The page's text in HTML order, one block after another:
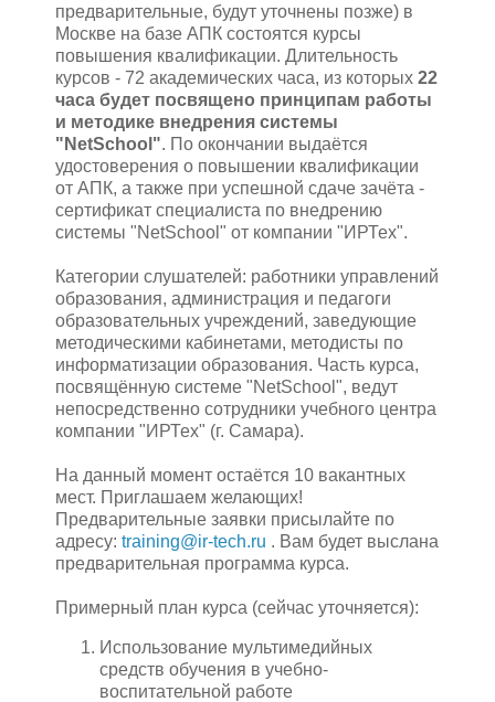
предварительные, будут уточнены позже) в
Москве на базе АПК состоятся курсы
повышения квалификации. Длительность
курсов - 72 академических часа, из которых 22
часа будет посвящено принципам работы
и методике внедрения системы
"NetSchool". По окончании выдаётся
удостоверения о повышении квалификации
от АПК, а также при успешной сдаче зачёта -
сертификат специалиста по внедрению
системы "NetSchool" от компании "ИРТех".
Категории слушателей: работники управлений
образования, администрация и педагоги
образовательных учреждений, заведующие
методическими кабинетами, методисты по
информатизации образования. Часть курса,
посвящённую системе "NetSchool", ведут
непосредственно сотрудники учебного центра
компании "ИРТех" (г. Самара).
На данный момент остаётся 10 вакантных
мест. Приглашаем желающих!
Предварительные заявки присылайте по
адресу: training@ir-tech.ru . Вам будет выслана
предварительная программа курса.
Примерный план курса (сейчас уточняется):
Использование мультимедийных
средств обучения в учебно-
воспитательной работе